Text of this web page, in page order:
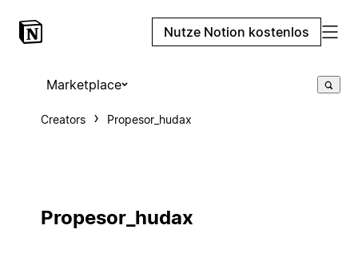
Nutze Notion kostenlos
Marketplace
Creators Propesor_hudax
Propesor_hudax